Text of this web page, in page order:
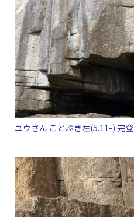
ユウさん ことぶき左(5.11-) 完登